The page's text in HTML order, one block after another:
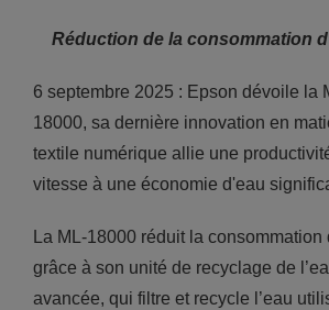
Réduction de la consommation
6 septembre 2025 : Epson dévoile la
18000, sa dernière innovation en
textile numérique allie une
vitesse à une économie d'eau
La ML-18000 réduit la consommation
grâce à son unité de recyclage de
avancée, qui filtre et recycle l’eau